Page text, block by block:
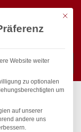
Suchen
Profis
ÜM
Mit
Website weiter
zu optionalen
um
auf unserer
andere uns